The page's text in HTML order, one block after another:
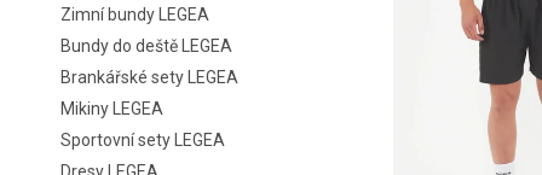
kluby, školy, kempy i svazy
Zimní bundy LEGEA
Bundy do deště LEGEA
Brankářské sety LEGEA
Mikiny LEGEA
Sportovní sety LEGEA
Dresy LEGEA